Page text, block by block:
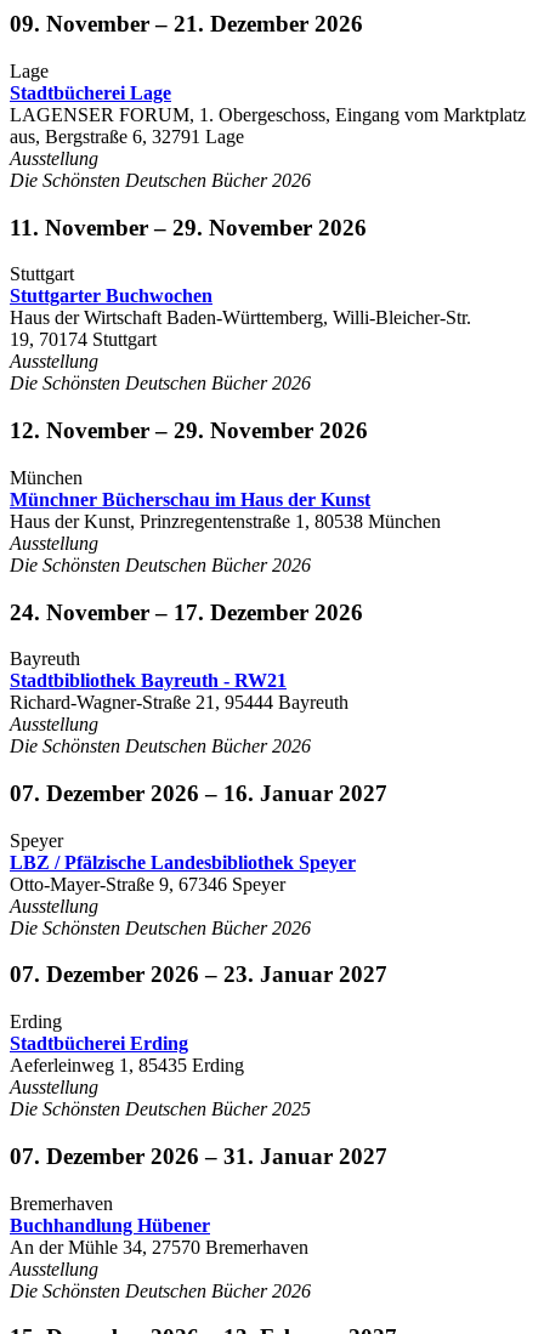
09. November – 21. Dezember 2026
Lage
Stadtbücherei Lage
LAGENSER FORUM, 1. Obergeschoss, Eingang vom Marktplatz
aus, Bergstraße 6, 32791 Lage
Ausstellung
Die Schönsten Deutschen Bücher 2026
11. November – 29. November 2026
Stuttgart
Stuttgarter Buchwochen
Haus der Wirtschaft Baden-Württemberg, Willi-Bleicher-Str.
19, 70174 Stuttgart
Ausstellung
Die Schönsten Deutschen Bücher 2026
12. November – 29. November 2026
München
Münchner Bücherschau im Haus der Kunst
Haus der Kunst, Prinzregentenstraße 1, 80538 München
Ausstellung
Die Schönsten Deutschen Bücher 2026
24. November – 17. Dezember 2026
Bayreuth
Stadtbibliothek Bayreuth - RW21
Richard-Wagner-Straße 21, 95444 Bayreuth
Ausstellung
Die Schönsten Deutschen Bücher 2026
07. Dezember 2026 – 16. Januar 2027
Speyer
LBZ / Pfälzische Landesbibliothek Speyer
Otto-Mayer-Straße 9, 67346 Speyer
Ausstellung
Die Schönsten Deutschen Bücher 2026
07. Dezember 2026 – 23. Januar 2027
Erding
Stadtbücherei Erding
Aeferleinweg 1, 85435 Erding
Ausstellung
Die Schönsten Deutschen Bücher 2025
07. Dezember 2026 – 31. Januar 2027
Bremerhaven
Buchhandlung Hübener
An der Mühle 34, 27570 Bremerhaven
Ausstellung
Die Schönsten Deutschen Bücher 2026